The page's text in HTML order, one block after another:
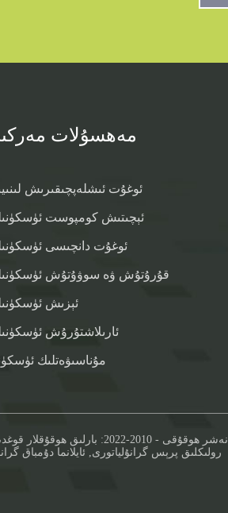
مەھسۇلات
ئوغۇت ئىشلەپچىقىرىش
ئېچىتىش كومپوست
ئوغۇت دانچىسى
قۇرۇتۇش ۋە سوۋۇتۇش
ئېزىش
ئارىلاشتۇرۇش
مۇناسىۋەتلىك
© نەشر ھوقۇقى - 2010-2022: بارلىق ھوقۇقلار قوغدىلىدۇ.
رولىكلىق پرېس گرانۇلياتورى
ئايلانما دۇمباق